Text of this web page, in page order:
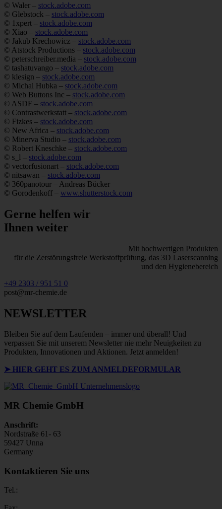
© Waler – stock.adobe.com
© Glebstock – stock.adobe.com
© 1xpert – stock.adobe.com
© Xiao – stock.adobe.com
© Jakub Krechowicz – stock.adobe.com
© Atstock Productions – stock.adobe.com
© peterschreiber.media – stock.adobe.com
© tashatuvango – stock.adobe.com
© klesign – stock.adobe.com
© Michal Hubka – stock.adobe.com
© Web Buttons Inc – stock.adobe.com
© ASDF – stock.adobe.com
© Contrastwerkstatt – stock.adobe.com
© Fizkes – stock.adobe.com
© New Africa – stock.adobe.com
© Minerva Studio – stock.adobe.com
© Robert Kneschke – stock.adobe.com
© s_l – stock.adobe.com
© vectorfusionart – stock.adobe.com
© nitsawan – stock.adobe.com
© 360panotour – Andreas Bücker
© Gorodenkoff – www.shutterstock.com
Gerne helfen wir
Ihnen weiter
Mit hochwertigen Produkten
für die Zerstörungsfreie Werkstoffprüfung, das 3D Laserscanning
und den Hygienebereich
+49 2303 / 951 51 0
post@mr-chemie.de
NEWSLETTER
Bleiben Sie auf dem Laufenden – immer und überall! Und
verpassen Sie mit unserem Newsletter nie mehr Neuigkeiten zu
Produkten, Innovationen und Aktionen. Jetzt anmelden!
➤ HIER GEHT ES ZUM ANMELDEFORMULAR
MR Chemie GmbH
Anschrift:
Nordstraße 61- 63
59427 Unna
Germany
Kontaktieren Sie uns
Tel.: